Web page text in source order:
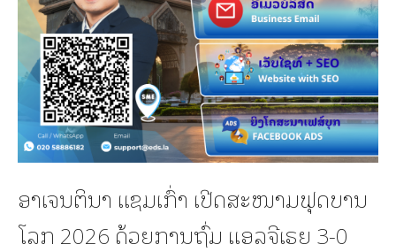
ອາເຈນຕິນາ ແຊມເກົ່າ ເປີດສະໜາມຟຸດບານ
ໂລກ 2026 ດ້ວຍການຖົ່ມ ແອລຈີເຣຍ 3-0